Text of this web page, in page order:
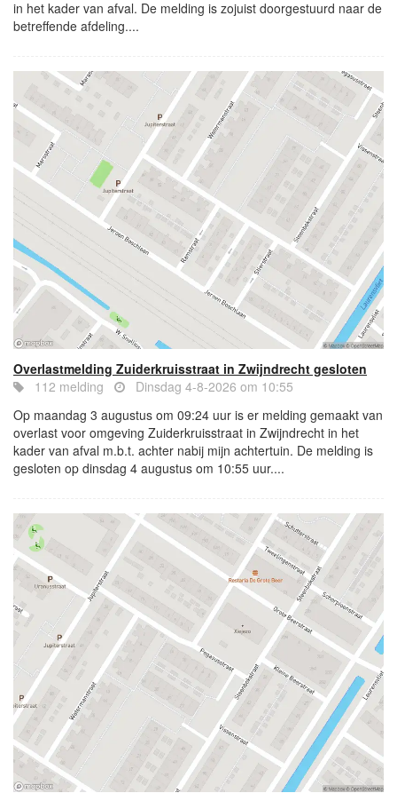
in het kader van afval. De melding is zojuist doorgestuurd naar de
betreffende afdeling....
Overlastmelding Zuiderkruisstraat in Zwijndrecht gesloten
112 melding
Dinsdag 4-8-2026 om 10:55
Op maandag 3 augustus om 09:24 uur is er melding gemaakt van
overlast voor omgeving Zuiderkruisstraat in Zwijndrecht in het
kader van afval m.b.t. achter nabij mijn achtertuin. De melding is
gesloten op dinsdag 4 augustus om 10:55 uur....